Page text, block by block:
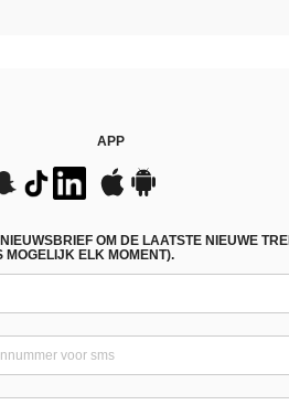
APP
OM DE LAATSTE NIEUWE
MOGELIJK ELK MOMENT).